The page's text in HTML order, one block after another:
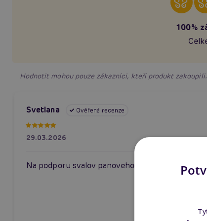
100%
Hodnotit mohou pouze zákazníci, kteří produkt
Svetlana Ověřená recenze
29.03.2026
Na podporu svalov panoveho dna